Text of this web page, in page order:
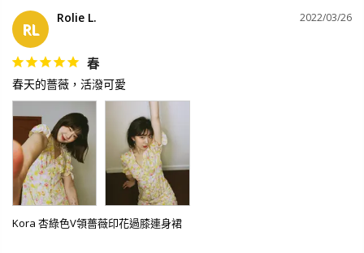
RL
2022/03/26
Rolie L.
春
春天的薔薇，活潑可愛
Kora 杏綠色V領薔薇印花過膝連身裙